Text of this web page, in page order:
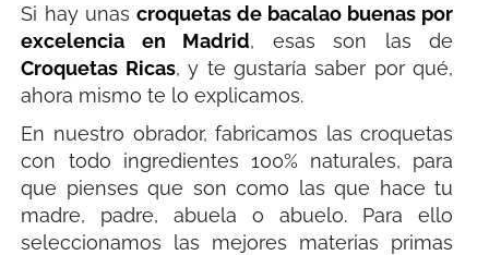
Si hay unas croquetas de bacalaobuenas por
excelencia en Madrid, esas son las de
Croquetas Ricas, y te gustaría saber por qué,
ahora mismo te lo explicamos.
En nuestro obrador, fabricamos las croquetas
con todo ingredientes 100% naturales, para
que pienses que son como las que hace tu
madre, padre, abuela o abuelo. Para ello
seleccionamos las mejores materias primas